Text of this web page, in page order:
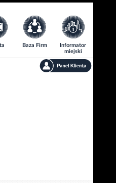
Baza Firm
Informator
miejski